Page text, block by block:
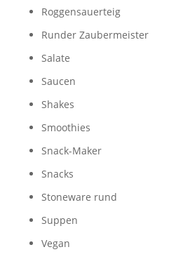
Roggensauerteig
Runder Zaubermeister
Salate
Saucen
Shakes
Smoothies
Snack-Maker
Snacks
Stoneware rund
Suppen
Vegan